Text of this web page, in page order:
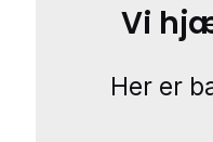
Vi
Her er